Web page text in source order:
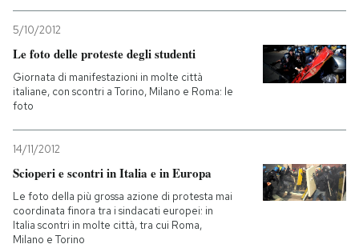
5/10/2012
Le foto delle proteste degli studenti
Giornata di manifestazioni in molte città
italiane, con scontri a Torino, Milano e Roma: le
foto
14/11/2012
Scioperi e scontri in Italia e in Europa
Le foto della più grossa azione di protesta mai
coordinata finora tra i sindacati europei: in
Italia scontri in molte città, tra cui Roma,
Milano e Torino